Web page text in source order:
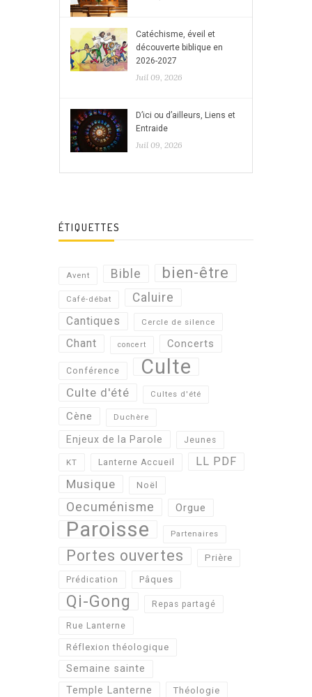
Catéchisme, éveil et
découverte biblique en
2026-2027
Juil 09, 2026
D’ici ou d’ailleurs, Liens et
Entraide
Juil 09, 2026
ÉTIQUETTES
Avent Bible bien-être
Café-débat Caluire
Cantiques Cercle de silence
Chant concert Concerts
Conférence Culte
Culte d'été Cultes d'été
Cène Duchère
Enjeux de la Parole Jeunes
KT Lanterne Accueil LL PDF
Musique Noël
Oecuménisme Orgue
Paroisse Partenaires
Portes ouvertes Prière
Prédication Pâques
Qi-Gong Repas partagé
Rue Lanterne
Réflexion théologique
Semaine sainte
Temple Lanterne
Théologie